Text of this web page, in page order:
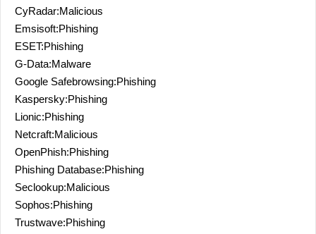
CyRadar:Malicious
Emsisoft:Phishing
ESET:Phishing
G-Data:Malware
Google Safebrowsing:Phishing
Kaspersky:Phishing
Lionic:Phishing
Netcraft:Malicious
OpenPhish:Phishing
Phishing Database:Phishing
Seclookup:Malicious
Sophos:Phishing
Trustwave:Phishing